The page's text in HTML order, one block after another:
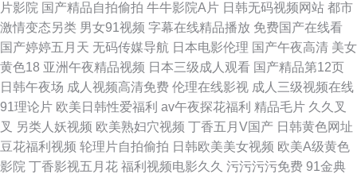
片影院 国产精品自拍偷拍 牛牛影院A片 日韩无码视频网站 都市
激情变态另类 男女91视频 字幕在线精品播放 免费国产在线看
国产婷婷五月天 无码传媒导航 日本电影伦理 国产午夜高清 美女
黄色18 亚洲午夜精品视频 日本三级成人观看 国产精品第12页
日韩午夜场 成人视频高清免费 伦理在线影视 成人三级视频在线
91理论片 欧美日韩性爱福利 av午夜探花福利 精品毛片 久久叉
叉 另类人妖视频 欧美熟妇穴视频 丁香五月V国产 日韩黄色网址
豆花福利视频 轮理片自拍偷拍 日韩欧美美女视频 欧美A级黄色
影院 丁香影视五月花 福利视频电影久久 污污污污免费 91金典